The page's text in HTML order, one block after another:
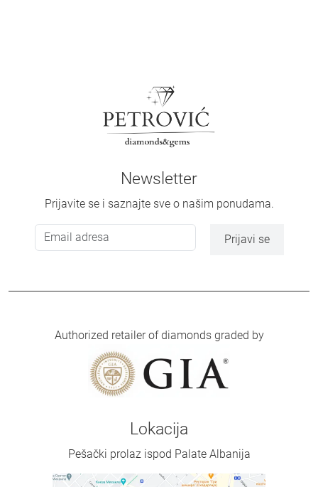
Newsletter
Prijavite se i saznajte sve o našim ponudama.
Prijavi se
Authorized retailer of diamonds graded by
Lokacija
Pešački prolaz ispod Palate Albanija